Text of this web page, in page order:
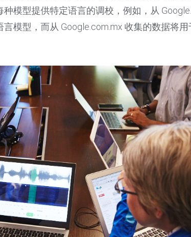
模型提供特定语言的调校，例如，从
模型，而从 Google.com.mx 收集的数据将用